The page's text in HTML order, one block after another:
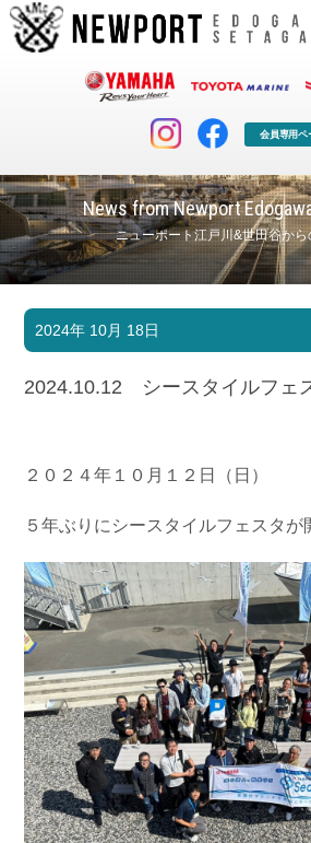
会員専用ペ
News from Newport
ニューポート江戸川&世田谷か
マリンクラブ
マリンライフを堪能したい！
ボート免許
長年の実績と信頼！
Contact us
採用情報
Recruit
2024年 10月 18日
2024.10.12 シースタイルフェ
２０２４年１０月１２日（日）
５年ぶりにシースタイルフェスタが